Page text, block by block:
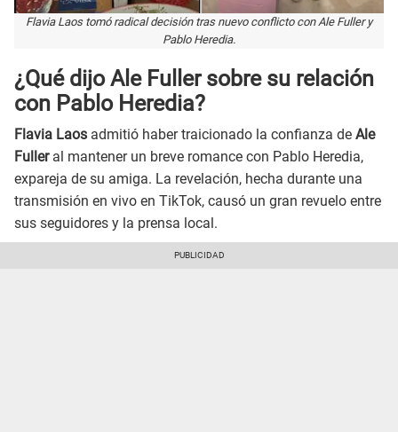
Flavia Laos tomó radical decisión tras nuevo conflicto con Ale Fuller y
Pablo Heredia.
¿Qué dijo Ale Fuller sobre su relación
con Pablo Heredia?
Flavia Laos admitió haber traicionado la confianza de Ale
Fulleral mantener un breve romance con Pablo Heredia,
expareja de su amiga. La revelación, hecha durante una
transmisión en vivo en TikTok, causó un gran revuelo entre
sus seguidores y la prensa local.